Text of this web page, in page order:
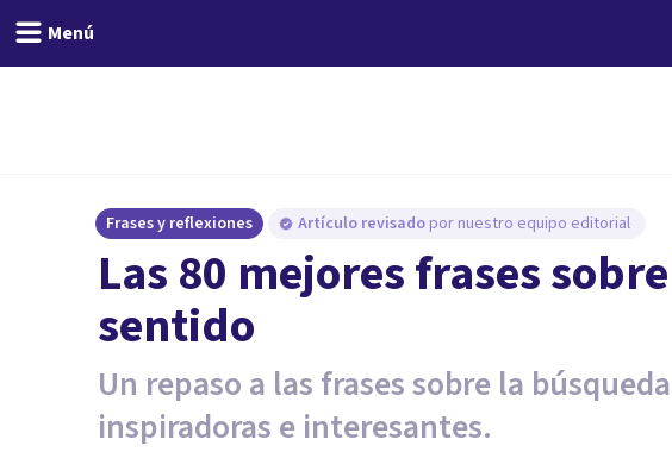
Menú
Frases y reflexiones Artículo revisado por nuestro equipo editorial
Las 80 mejores frases
sentido
Un repaso a las frases sobre la
inspiradoras e interesantes.